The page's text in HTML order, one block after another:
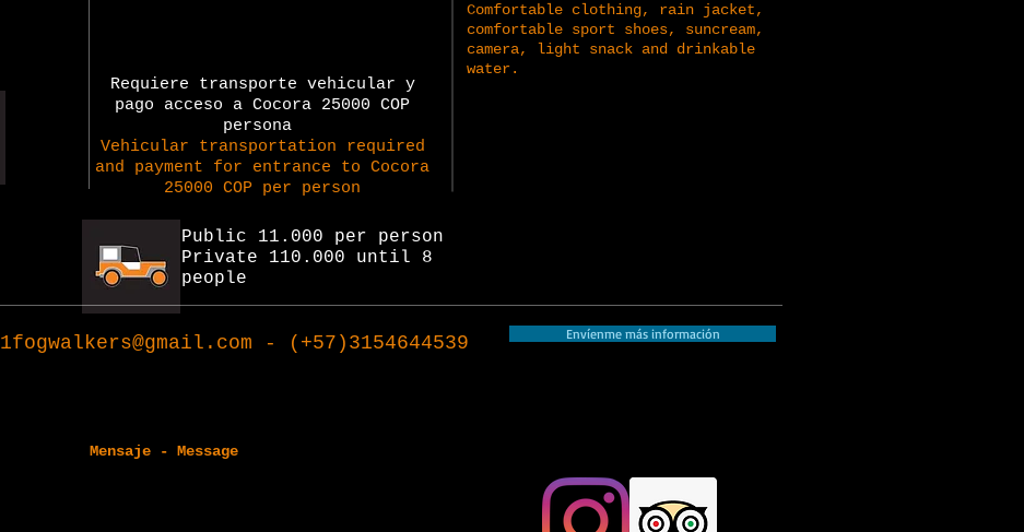
Requiere transporte vehicular y
pago acceso a Cocora 25000 COP
persona
Vehicular transportation required
and payment for entrance to Cocora
25000 COP per person
Comfortable clothing, rain jacket,
comfortable sport shoes, suncream,
camera, light snack and drinkable
water.
Public 11.000 per person
Private 110.000 until 8
people
1fogwalkers@gmail.com - (+57)3154644539 Envíenme más información